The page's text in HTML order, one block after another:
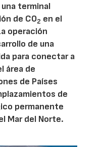
terminal
de CO2 en el
operación
de una
para conectar a
área de
de Países
de
permanente
Mar del Norte.